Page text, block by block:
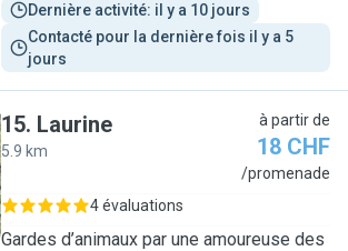
Dernière activité: il y a 10 jours
Contacté pour la dernière fois il y a 5
jours
15. Laurine
5.9 km
à partir de
18 CHF
/promenade
4 évaluations
Gardes d’animaux par une amoureuse des